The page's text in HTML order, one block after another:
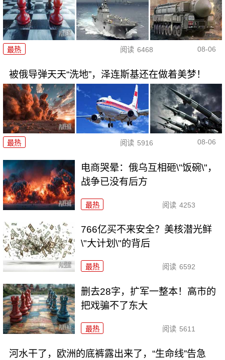
最热 阅读 6468 08-06
被俄导弹天天“洗地”，泽连斯基还在做着美梦！
最热 阅读 5916 08-06
电商哭晕：俄乌互相砸\"饭碗\"，
战争已没有后方
最热 阅读 4253
766亿买不来安全？美核潜光鲜
\"大计划\"的背后
最热 阅读 6592
删去28字，扩军一整本！高市的
把戏骗不了东大
最热 阅读 5611
河水干了，欧洲的底裤露出来了，“生命线”告急